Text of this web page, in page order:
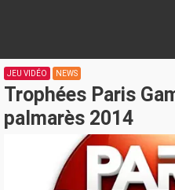
JEU VIDÉO NEWS
Trophées Paris
palmarès 2014